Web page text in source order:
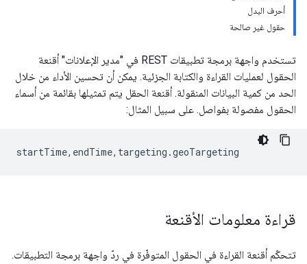
أحرف البدل
حقول غير صالحة
تستخدم واجهة برمجة تطبيقات REST في "مدير الإعلانات" أقنعة
الحقول لعمليات القراءة والكتابة الجزئية. يمكن أن تحسين الأداء من خلال
الحد من كمية البيانات المنقولة. أقنعة الحقل يتم تمثيلها بقائمة من أسماء
الحقول مفصولة بفواصل. على سبيل المثال:
قراءة معلومات الأقنعة
تتحكّم أقنعة القراءة في الحقول المتوفّرة في ردّ واجهة برمجة التطبيقات.